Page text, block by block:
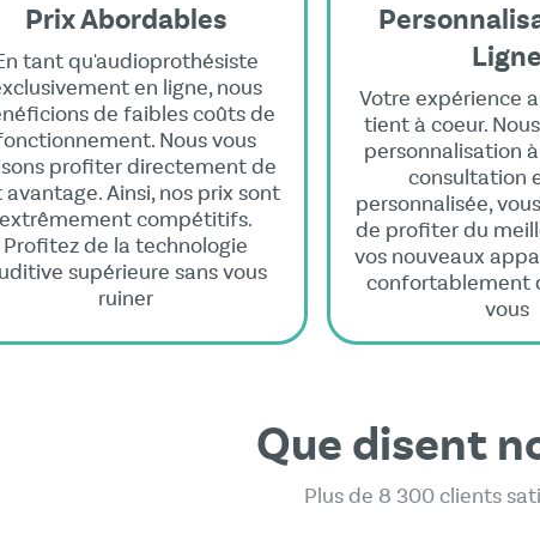
Prix Abordables
tant qu'audioprothésiste
en ligne, nous
de faibles coûts de
Nous vous
profiter directement de
avantage. Ainsi, nos prix sont
extrêmement compétitifs.
Profitez de la technologie
supérieure sans vous
ruiner
Ligne
Votre expérience
tient à coeur.
personnalisation
consultation
personnalisée,
de profiter du
vos nouveaux
confortablement
vous
Que disent
Plus de 8 300 clients